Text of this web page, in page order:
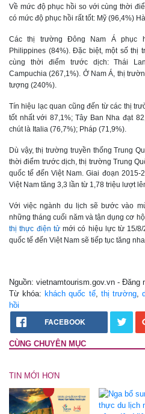
Về mức độ phục hồi so với cùng thời
có mức độ phục hồi rất tốt: Mỹ (96,4%)
Các thị trường Đông Nam Á phục
Philippines (84%). Đặc biệt, một số thị
cùng thời điểm trước dịch: Thái
Campuchia (267,1%). Ở Nam Á, thị
tượng (240%).
Tín hiệu lạc quan cũng đến từ các thị
tốt nhất với 87,1%; Tây Ban Nha đạt
chút là Italia (76,7%); Pháp (71,9%).
Dù vậy, thị trường truyền thống Trung
thời điểm trước dịch, thị trường Trung
quốc tế đến Việt Nam. Giai đoạn 2015-
Việt Nam tăng 3,3 lần từ 1,78 triệu lượt
Với việc ngành du lịch sẽ bước vào
những tháng cuối năm và tận dụng cơ
thị thực điện tửmới có hiệu lực từ 15/8/
quốc tế đến Việt Nam sẽ tiếp tục tăng
Nguồn: vietnamtourism.gov.vn - Đăng
Từ khóa: khách quốc tế, thị trường,
hồi
FACEBOOK
CÙNG CHUYÊN MỤC
TIN MỚI HƠN